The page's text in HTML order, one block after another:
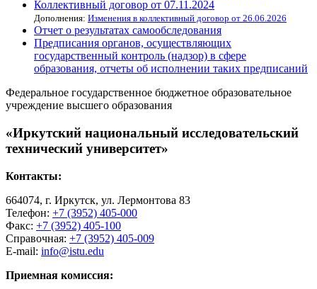
Коллективный договор от 07.11.2024
Дополнения: Изменения в коллективный договор от 26.06.2026
Отчет о результатах самообследования
Предписания органов, осуществляющих
государственный контроль (надзор) в сфере
образования, отчеты об исполнении таких предписаний
Федеральное государственное бюджетное образовательное
учреждение высшего образования
«Иркутский национальный исследовательский
технический университет»
Контакты:
664074, г. Иркутск, ул. Лермонтова 83
Телефон: +7 (3952) 405-000
Факс: +7 (3952) 405-100
Справочная: +7 (3952) 405-009
E-mail: info@istu.edu
Приемная комиссия: